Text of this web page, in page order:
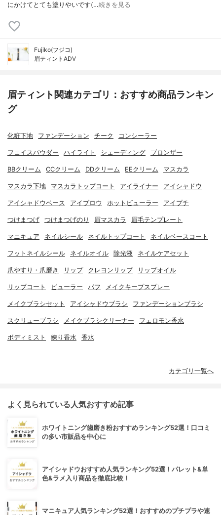
にかけてとても塗りやいです(…続きを見る
Fujiko(フジコ)
眉ティントADV
眉ティント関連カテゴリ：おすすめ商品ランキン
グ
化粧下地 ファンデーション チーク コンシーラー
フェイスパウダー ハイライト シェーディング ブロンザー
BBクリーム CCクリーム DDクリーム EEクリーム マスカラ
マスカラ下地 マスカラトップコート アイライナー アイシャドウ
アイシャドウベース アイブロウ ホットビューラー アイプチ
つけまつげ つけまつげのり 眉マスカラ 眉毛テンプレート
マニキュア ネイルシール ネイルトップコート ネイルベースコート
フットネイルシール ネイルオイル 除光液 ネイルケアセット
爪やすり・爪磨き リップ クレヨンリップ リップオイル
リップコート ビューラー パフ メイクキープスプレー
メイクブラシセット アイシャドウブラシ ファンデーションブラシ
スクリューブラシ メイクブラシクリーナー フェロモン香水
ボディミスト 練り香水 香水
カテゴリ一覧へ
よく見られている人気おすすめ記事
ホワイトニング歯磨き粉おすすめランキング52選！口コミ
の多い市販品を中心に
アイシャドウおすすめ人気ランキング52選！パレット&単
色&ラメ入り商品を徹底比較！
マニキュア人気ランキング52選！おすすめのプチプラや速